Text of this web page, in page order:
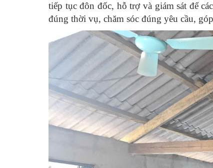
tiếp tục đôn đốc, hỗ trợ và giám sát để
đúng thời vụ, chăm sóc đúng yêu cầu,